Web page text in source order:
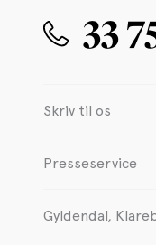
33
Skriv til os
Presseservice
Gyldendal,